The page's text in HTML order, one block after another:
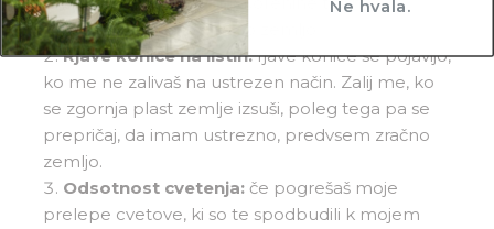
presadiš v svežo in zračno zemljo.
Rjave konice na listih:rjave konice se pojavijo,
ko me ne zalivaš na ustrezen način. Zalij me, ko
se zgornja plast zemlje izsuši, poleg tega pa se
prepričaj, da imam ustrezno, predvsem zračno
zemljo.
Odsotnost cvetenja: če pogrešaš moje
prelepe cvetove, ki so te spodbudili k mojem
Ne hvala.